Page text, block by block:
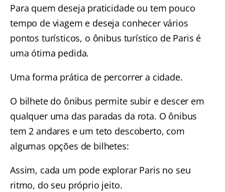
Para quem deseja praticidade ou tem pouco
tempo de viagem e deseja conhecer vários
pontos turísticos, o ônibus turístico de Paris é
uma ótima pedida.
Uma forma prática de percorrer a cidade.
O bilhete do ônibus permite subir e descer em
qualquer uma das paradas da rota. O ônibus
tem 2 andares e um teto descoberto, com
algumas opções de bilhetes:
Assim, cada um pode explorar Paris no seu
ritmo, do seu próprio jeito.